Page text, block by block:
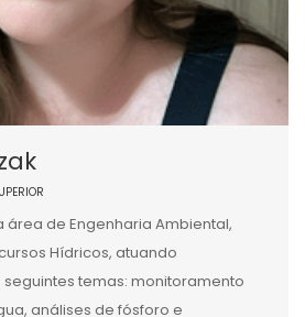
área de Engenharia Ambiental,
Hídricos, atuando
temas: monitoramento
análises de fósforo e